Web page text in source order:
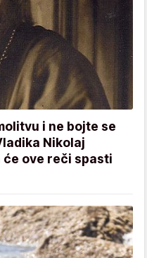
i ne bojte se
Nikolaj
ove reči spasti